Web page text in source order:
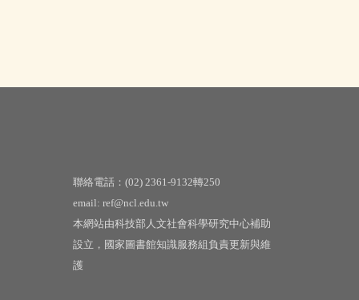
聯絡電話：(02) 2361-9132轉250
email: ref@ncl.edu.tw
本網站由科技部人文社會科學研究中心補助
設立，國家圖書館知識服務組負責更新與維
護